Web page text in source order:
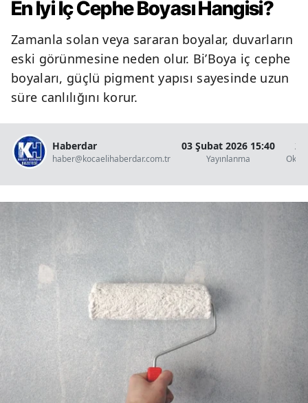
En İyi İç Cephe Boyası Hangisi?
Zamanla solan veya sararan boyalar, duvarların
eski görünmesine neden olur. Bi’Boya iç cephe
boyaları, güçlü pigment yapısı sayesinde uzun
süre canlılığını korur.
Haberdar
haber@kocaelihaberdar.com.tr
03 Şubat 2026 15:40
Yayınlanma
2